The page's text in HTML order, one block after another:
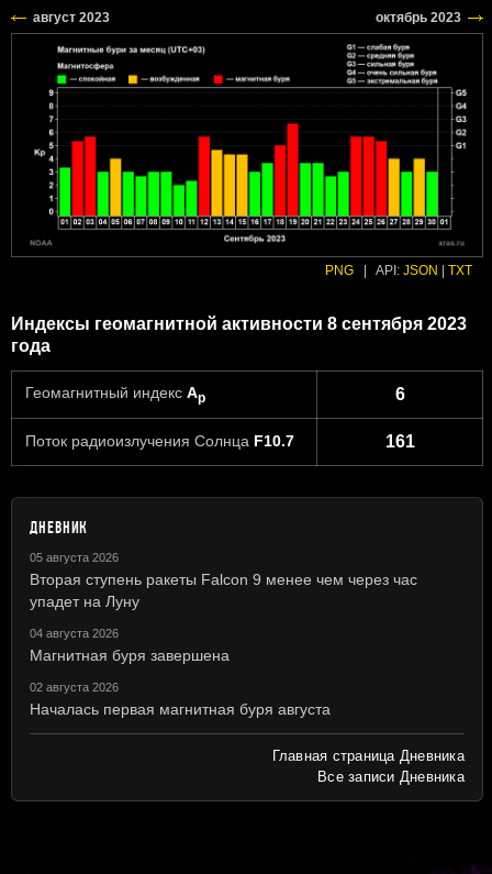
PNG API: JSON TXT
Индексы геомагнитной активности 8 сентября 2023
года
Геомагнитный индекс Ap 6
Поток радиоизлучения Солнца F10.7 161
ДНЕВНИК
05 августа 2026
Вторая ступень ракеты Falcon 9 менее чем через час
упадет на Луну
04 августа 2026
Магнитная буря завершена
02 августа 2026
Началась первая магнитная буря августа
Главная страница Дневника
Все записи Дневника